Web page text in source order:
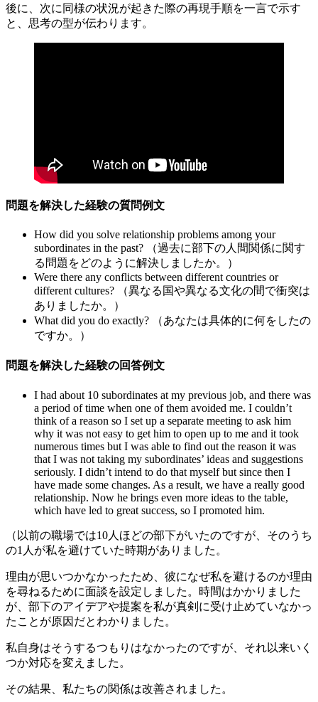
後に、次に同様の状況が起きた際の再現手順を一言で示す
と、思考の型が伝わります。
問題を解決した経験の質問例文
How did you solve relationship problems among your
subordinates in the past? （過去に部下の人間関係に関す
る問題をどのように解決しましたか。）
Were there any conflicts between different countries or
different cultures? （異なる国や異なる文化の間で衝突は
ありましたか。）
What did you do exactly? （あなたは具体的に何をしたの
ですか。）
問題を解決した経験の回答例文
I had about 10 subordinates at my previous job, and there was
a period of time when one of them avoided me. I couldn’t
think of a reason so I set up a separate meeting to ask him
why it was not easy to get him to open up to me and it took
numerous times but I was able to find out the reason it was
that I was not taking my subordinates’ ideas and suggestions
seriously. I didn’t intend to do that myself but since then I
have made some changes. As a result, we have a really good
relationship. Now he brings even more ideas to the table,
which have led to great success, so I promoted him.
（以前の職場では10人ほどの部下がいたのですが、そのうち
の1人が私を避けていた時期がありました。
理由が思いつかなかったため、彼になぜ私を避けるのか理由
を尋ねるために面談を設定しました。時間はかかりました
が、部下のアイデアや提案を私が真剣に受け止めていなかっ
たことが原因だとわかりました。
私自身はそうするつもりはなかったのですが、それ以来いく
つか対応を変えました。
その結果、私たちの関係は改善されました。